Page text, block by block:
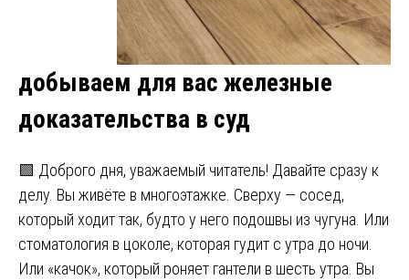
добываем для вас железные
доказательства в суд
🟩 Доброго дня, уважаемый читатель! Давайте сразу к
делу. Вы живёте в многоэтажке. Сверху — сосед,
который ходит так, будто у него подошвы из чугуна. Или
стоматология в цоколе, которая гудит с утра до ночи.
Или «качок», который роняет гантели в шесть утра. Вы